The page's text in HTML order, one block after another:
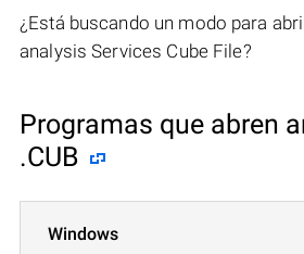
¿Está buscando un modo para
analysis Services Cube File?
Programas que abren
.CUB
Windows